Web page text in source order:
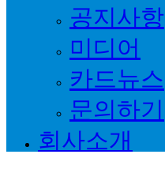
공지사항
미디어
카드뉴스
문의하기
회사소개